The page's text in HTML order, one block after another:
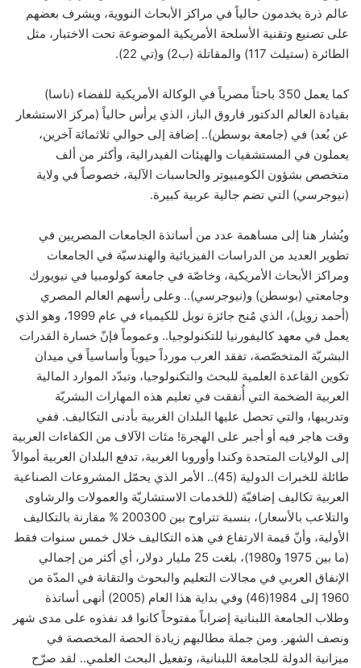
عالم ذرة يخدمون حالياً في مراكز الأبحاث النووية، ويشرف بعضهم
على تصنيع وتقنية الأسلحة الأمريكية الموضوعة تحت الاختبار، مثل
الطائرة (ستيلث 117) والمقاتلة (ب2) و(تي 22).
كما يعمل 350 باحثاً مصرياً في الوكالة الأمريكية للفضاء (ناسا)
بقيادة العالم الدكتور فاروق الباز، الذي يرأس حالياً (مركز الاستشعار
عن بُعد) في (جامعة بوسطن).. إضافة إلى حوالي ثلاثمائة آخرين،
يعملون في المستشفيات والهيئات الفيدرالية، وأكثر من ألف
متخصص بشؤون الكومبيوتر والحاسبات الآلية، خصوصاً في ولاية
(نيوجرسي) التي تضم جالية عربية كبيرة.
ويُشار هنا إلى مساهمة عدد من أساتذة الجامعات المصريين في
تطوير العديد من الدراسات الفيزيائية والهندسيّة في الجامعات
ومراكز الأبحاث الأمريكية، وخاصّة في جامعة كولومبيا في نيويورك
وجامعتي (بوسطن) و(نيوجرسي).. وعلى رأسهم العالم المصري
(أحمد زويل)، الذي مُنح جائزة نوبل للكيمياء في عام 1999، وهو الذي
يعمل في معهد كاليفورنيا للتكنولوجيا.. وعموماً فإنّ خسارة القدرات
البشريّة المتخصّصة، تفقد العرب مورداً حيوياً وأساسياً في ميدان
تكوين القاعدة العلمية للبحث والتكنولوجيا، وتبدّد الموارد المالية
العربية الضخمة التي أُنفقت في تعليم هذه المهارات البشريّة
وتدريبها، والتي تحصل عليها البلدان الغربية بأدنى التكاليف. ففي
وقت هاجر فيه أو أجبر على الهجرة! مئات الآلاف من الكفاءات العربية
إلى الولايات المتحدة وكندا وأوروبا الغربية، تدفع البلدان العربية أموالاً
طائلة للخبرات الدولية (45).. الأمر الذي يحمّل المشروعات الصناعية
العربية تكاليف إضافيّة (للخدمات الاستشاريّة والعمولات والرشاوى
والتلاعب بالأسعار)، بنسبة تتراوح بين 200300 % مقارنة بالتكاليف
الأولية، وأنّ قيمة الارتفاع في هذه التكاليف خلال خمس سنوات فقط
(ما بين 1975 و1980)، بلغت 25 مليار دولار، أي أكثر من إجمالي
الإنفاق العربي في مجالات التعليم والبحوث والتقانة في المدّة من
1960 إلى 1984(46) وفي بداية هذا العام (2005) أنهى أساتذة
وطلاب الجامعة اللبنانية إضراباً مفتوحاً كانوا قد نفذوه على مدى شهر
ونصف الشهر. ومن جملة مطالبهم زيادة الحصة المخصصة في
ميزانية الدولة للجامعة اللبنانية، وتفعيل البحث العلمي.. لقد صرّح